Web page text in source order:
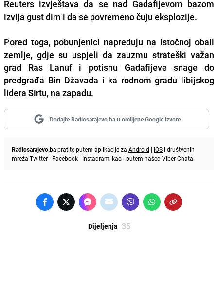
Reuters izvještava da se nad Gadafijevom bazom
izvija gust dim i da se povremeno čuju eksplozije.
Pored toga, pobunjenici napreduju na istočnoj obali
zemlje, gdje su uspjeli da zauzmu strateški važan
grad Ras Lanuf i potisnu Gadafijeve snage do
predgrađa Bin Džavada i ka rodnom gradu libijskog
lidera Sirtu, na zapadu.
Dodajte Radiosarajevo.ba u omiljene Google izvore
Radiosarajevo.bapratite putem aplikacije za Android | iOS i društvenih
mreža Twitter | Facebook | Instagram, kao i putem našeg ViberChata.
Dijeljenja 35